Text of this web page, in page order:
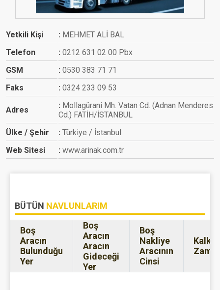
Yetkili Kişi
MEHMET ALİ BAL
Telefon
0212 631 02 00 Pbx
GSM
0530 383 71 71
Faks
0324 233 09 53
Adres
Mollagürani Mh. Vatan Cd. (Adnan Menderes
Cd.) FATİH/İSTANBUL
Ülke / Şehir
Türkiye / İstanbul
Web Sitesi
www.arinak.com.tr
BÜTÜN NAVLUNLARIM
Boş
Aracın
Bulunduğu
Yer
Boş
Aracın
Aracın
Gideceği
Yer
Boş
Nakliye
Aracının
Cinsi
Kalkış